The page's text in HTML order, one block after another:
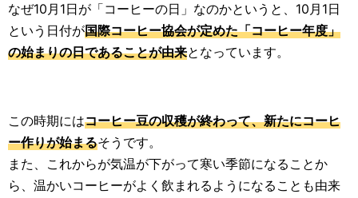
なぜ10月1日が「コーヒーの日」なのかというと、10月1日
という日付が国際コーヒー協会が定めた「コーヒー年度」
の始まりの日であることが由来となっています。
この時期にはコーヒー豆の収穫が終わって、新たにコーヒ
ー作りが始まるそうです。
また、これからが気温が下がって寒い季節になることか
ら、温かいコーヒーがよく飲まれるようになることも由来